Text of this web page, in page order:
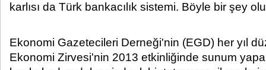
karlısı da Türk bankacılık sistemi. Böyle bir şey
Ekonomi Gazetecileri Derneği'nin (EGD) her yıl
Ekonomi Zirvesi'nin 2013 etkinliğinde sunum